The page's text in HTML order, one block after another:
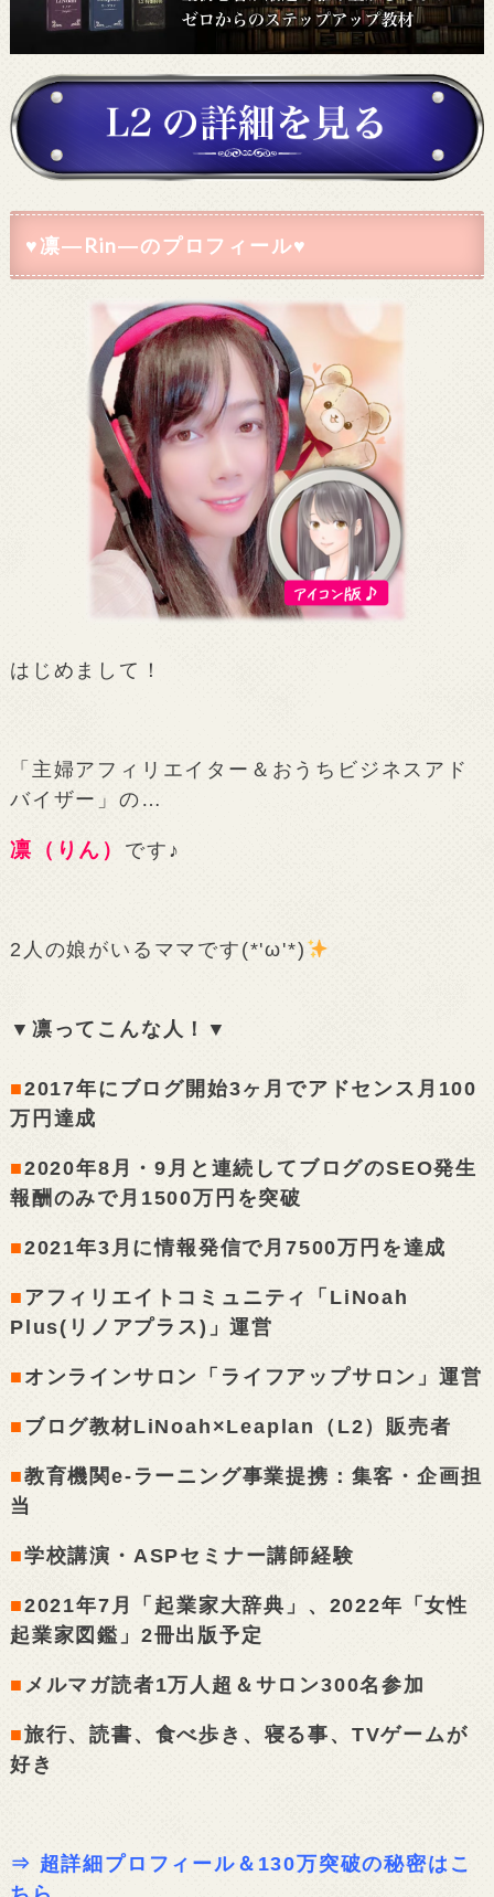
♥凛―Rin―のプロフィール♥
はじめまして！
「主婦アフィリエイター＆おうちビジネスアド
バイザー」の…
凛（りん） です♪
2人の娘がいるママです(*'ω'*)
▼凛ってこんな人！▼
■2017年にブログ開始3ヶ月でアドセンス月100
万円達成
■2020年8月・9月と連続してブログのSEO発生
報酬のみで月1500万円を突破
■2021年3月に情報発信で月7500万円を達成
■ アフィリエイトコミュニティ「LiNoah
Plus(リノアプラス)」運営
■ オンラインサロン「ライフアップサロン」運営
■ ブログ教材LiNoah×Leaplan（L2）販売者
■教育機関e-ラーニング事業提携：集客・企画担
当
■学校講演・ASPセミナー講師経験
■2021年7月「起業家大辞典」、2022年「女性
起業家図鑑」2冊出版予定
■ メルマガ読者1万人超＆サロン300名参加
■旅行、読書、食べ歩き、寝る事、TVゲームが
好き
⇒ 超詳細プロフィール＆130万突破の秘密はこ